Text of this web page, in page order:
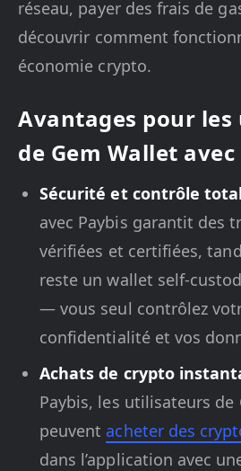
réseau, payer des frais de
découvrir comment
économie crypto.
Avantages pour
de Gem Wallet avec
Sécurité et contrôle
avec Paybis garantit des
vérifiées et certifiées,
reste un wallet self-
— vous seul contrôlez
confidentialité et vos
Achats de crypto
Paybis, les utilisateurs de
peuvent acheter des
dans l’application avec